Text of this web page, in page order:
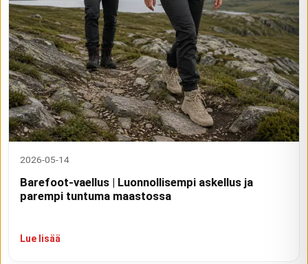
2026-05-14
Barefoot-vaellus | Luonnollisempi askellus ja
parempi tuntuma maastossa
Lue lisää